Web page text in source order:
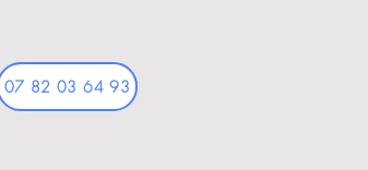
07 82 03 64 93